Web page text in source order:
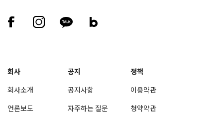
회사
회사소개
언론보도
공지
공지사항
자주하는 질문
정책
이용약관
청약약관